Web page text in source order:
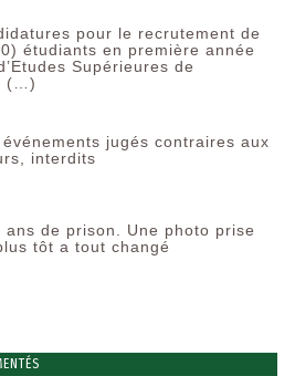
pour le recrutement de
étudiants en première année
Supérieures de
(…)
jugés contraires aux
interdits
de prison. Une photo prise
tôt a tout changé